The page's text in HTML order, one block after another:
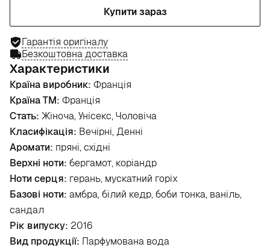
Купити зараз
Гарантія оригіналу
Безкоштовна доставка
Характеристики
Країна виробник: Франція
Країна ТМ: Франція
Стать: Жіноча, Унісекс, Чоловіча
Класифікація: Вечірні, Денні
Аромати: пряні, східні
Верхні ноти: бергамот, коріандр
Ноти серця: герань, мускатний горіх
Базові ноти: амбра, білий кедр, боби тонка, ваніль,
сандал
Рік випуску: 2016
Вид продукції: Парфумована вода